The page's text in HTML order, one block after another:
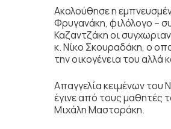
Ακολούθησε η
Φρυγανάκη, φιλόλογο –
Καζαντζάκη οι
κ. Νίκο Σκουραδάκη, ο
την οικογένεια του
Απαγγελία κειμένων του
έγινε από τους μαθητές
Μιχάλη Μαστοράκη.